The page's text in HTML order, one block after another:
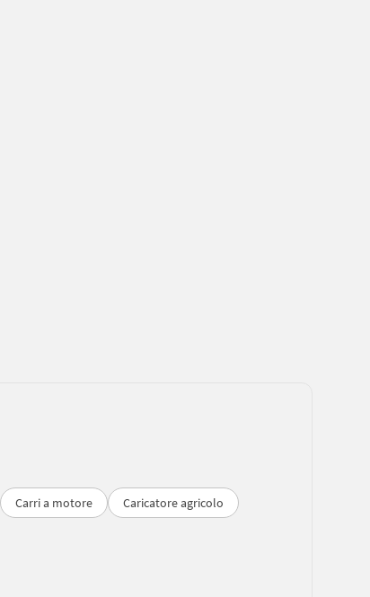
Carri a motore Caricatore agricolo